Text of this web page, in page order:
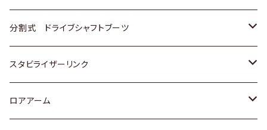
三菱
スバル
スバル
日産
いすゞ
ダイハツ
ホンダ
スズキ
日産
トヨタ
ホンダ
スズキ
分割式 ドライブシャフトブーツ
トヨタ
ホンダ
スタビライザーリンク
トヨタ
ロアアーム